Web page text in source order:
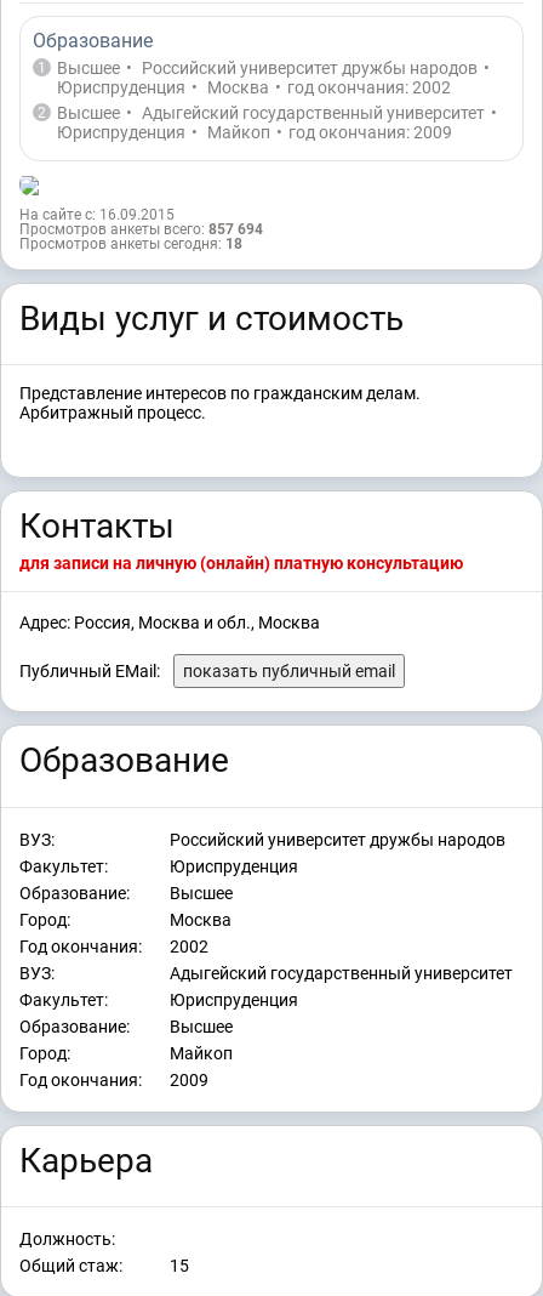
Образование
1 Высшее • Российский университет дружбы народов •
Юриспруденция • Москва • год окончания: 2002
2 Высшее • Адыгейский государственный университет •
Юриспруденция • Майкоп • год окончания: 2009
На сайте с: 16.09.2015
Просмотров анкеты всего: 857 694
Просмотров анкеты сегодня: 18
Виды услуг и стоимость
Представление интересов по гражданским делам.
Арбитражный процесс.
Контакты
для записи на личную (онлайн) платную консультацию
Адрес: Россия, Москва и обл., Москва
Публичный EMail: показать публичный email
Образование
ВУЗ:
Российский университет дружбы народов
Факультет:
Юриспруденция
Образование:
Высшее
Город:
Москва
Год окончания:
2002
ВУЗ:
Адыгейский государственный университет
Факультет:
Юриспруденция
Образование:
Высшее
Город:
Майкоп
Год окончания:
2009
Карьера
Должность:
Общий стаж:
15